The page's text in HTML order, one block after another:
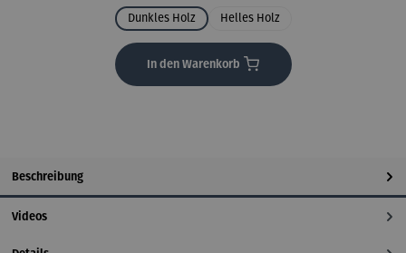
Dunkles Holz Helles Holz
In den Warenkorb
Beschreibung
Videos